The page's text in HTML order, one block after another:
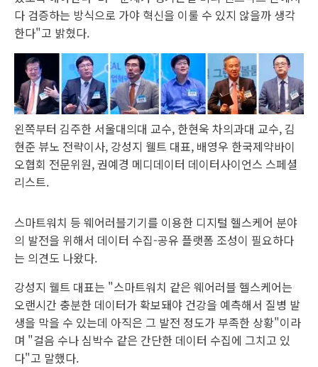
다 검증하는 방식으로 가야 혁신을 이룰 수 있지 않을까 생각
한다"고 밝혔다.
왼쪽부터 김주한 서울대의대 교수, 한현욱 차의과대 교수, 김
현준 뷰노 전략이사, 강성지 웰트 대표, 배영우 한국제약바이
오협회 전문위원, 권예경 메디데이터 데이터사이언스 스페셜
리스트.
스마트워치 등 웨어러블기기를 이용한 디지털 헬스케어 분야
의 발전을 위해서 데이터 수집-공유 플랫폼 조성이 필요하다
는 의견도 나왔다.
강성지 웰트 대표는 "스마트워치 같은 웨어러블 헬스케어는
오랜시간 충분한 데이터가 확보돼야 건강을 예측해서 질병 발
생을 막을 수 있는데 아직은 그 발전 정도가 부족한 상황"이라
며 "걸음 수나 심박수 같은 간단한 데이터 수집에 그치고 있
다"고 말했다.